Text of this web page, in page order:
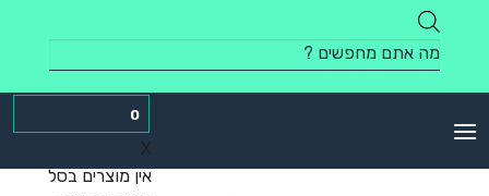
content
Products
search
0
X
אין מוצרים בסל